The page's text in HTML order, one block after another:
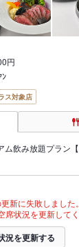
円
ﾝ
ス対象店
ム飲み放題プラン
新に失敗しました。
状況を更新してく
況を更新する